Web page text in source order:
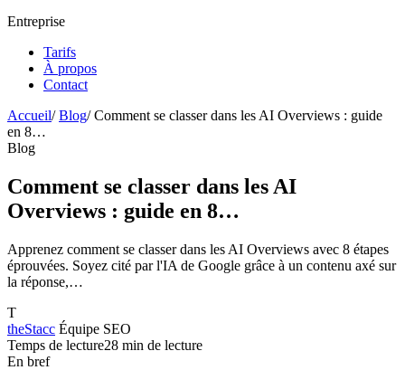
Entreprise
Tarifs
À propos
Contact
Accueil/ Blog/ Comment se classer dans les AI Overviews : guide
en 8…
Blog
Comment se classer dans les AI
Overviews : guide en 8…
Apprenez comment se classer dans les AI Overviews avec 8 étapes
éprouvées. Soyez cité par l'IA de Google grâce à un contenu axé sur
la réponse,…
T
theStacc Équipe SEO
Temps de lecture28 min de lecture
En bref